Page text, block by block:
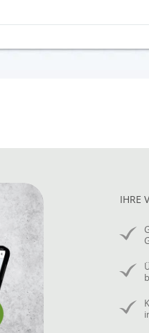
IHRE